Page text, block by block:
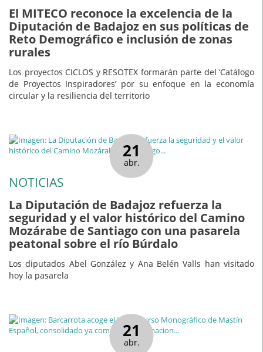
El MITECO reconoce la excelencia de la
Diputación de Badajoz en sus políticas de
Reto Demográfico e inclusión de zonas
rurales
Los proyectos CICLOS y RESOTEX formarán parte del ‘Catálogo
de Proyectos Inspiradores’ por su enfoque en la economía
circular y la resiliencia del territorio
21
abr.
NOTICIAS
La Diputación de Badajoz refuerza la
seguridad y el valor histórico del Camino
Mozárabe de Santiago con una pasarela
peatonal sobre el río Búrdalo
Los diputados Abel González y Ana Belén Valls han visitado
hoy la pasarela
21
abr.